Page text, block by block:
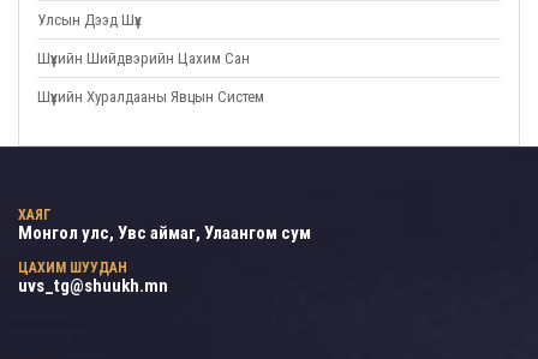
Улсын Дээд Шүүх
Шүүхийн Шийдвэрийн Цахим Сан
Шүүхийн Хуралдааны Явцын Систем
ХАЯГ
Монгол улс, Увс аймаг, Улаангом сум
ЦАХИМ ШУУДАН
uvs_tg@shuukh.mn